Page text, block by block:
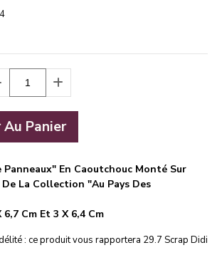
Panier
Panneaux" En Caoutchouc Monté Sur
La Collection "Au Pays Des
Cm Et 3 X 6,4 Cm
: ce produit vous rapportera 29.7 Scrap Didi